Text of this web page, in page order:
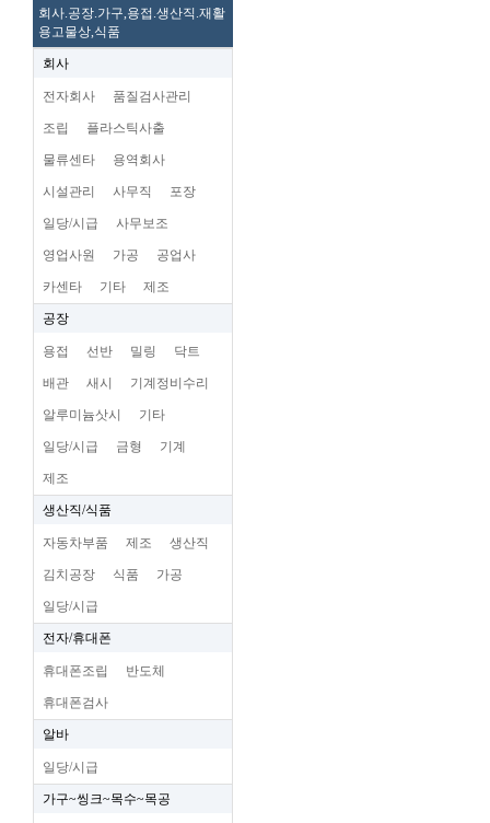
회사.공장.가구,용접.생산직.재활
용고물상,식품
회사
전자회사 품질검사관리
조립 플라스틱사출
물류센타 용역회사
시설관리 사무직 포장
일당/시급 사무보조
영업사원 가공 공업사
카센타 기타 제조
공장
용접 선반 밀링 닥트
배관 새시 기계정비수리
알루미늄삿시 기타
일당/시급 금형 기계
제조
생산직/식품
자동차부품 제조 생산직
김치공장 식품 가공
일당/시급
전자/휴대폰
휴대폰조립 반도체
휴대폰검사
알바
일당/시급
가구~씽크~목수~목공